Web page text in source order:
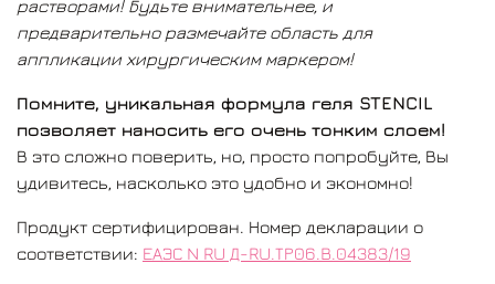
растворами! Будьте внимательнее, и
предварительно размечайте область для
аппликации хирургическим маркером!
Помните, уникальная формула геля STENCIL
позволяет наносить его очень тонким слоем!
В это сложно поверить, но, просто попробуйте, Вы
удивитесь, насколько это удобно и экономно!
Продукт сертифицирован. Номер декларации о
соответствии: ЕАЭС N RU Д-RU.ТР06.B.04383/19